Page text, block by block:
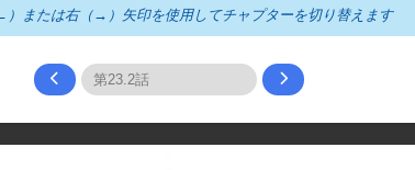
または右（→）矢印を使用してチャプターを切り替えます